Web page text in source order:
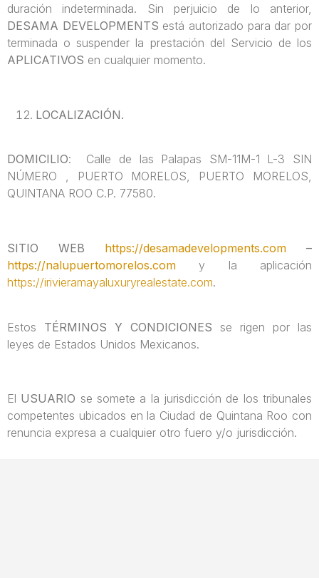
duración indeterminada. Sin perjuicio de lo anterior,
DESAMA DEVELOPMENTS está autorizado para dar por
terminada o suspender la prestación del Servicio de los
APLICATIVOS en cualquier momento.
LOCALIZACIÓN.
DOMICILIO: Calle de las Palapas SM-11M-1 L-3 SIN
NÚMERO , PUERTO MORELOS, PUERTO MORELOS,
QUINTANA ROO C.P. 77580.
SITIO WEB https://desamadevelopments.com –
https://nalupuertomorelos.com y la aplicación
https://irivieramayaluxuryrealestate.com.
Estos TÉRMINOS Y CONDICIONES se rigen por las
leyes de Estados Unidos Mexicanos.
El USUARIO se somete a la jurisdicción de los tribunales
competentes ubicados en la Ciudad de Quintana Roo con
renuncia expresa a cualquier otro fuero y/o jurisdicción.